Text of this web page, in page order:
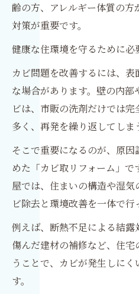
齢の方、アレルギー体質の
対策が重要です。
健康な住環境を守るために必
カビ問題を改善するには、
な場合があります。壁の内
ビは、市販の洗剤だけでは
多く、再発を繰り返してしま
そこで重要になるのが、原
めた「カビ取リフォーム」
屋では、住まいの構造や湿
ビ除去と環境改善を一体で行
例えば、断熱不足による結露
傷んだ建材の補修など、住
うことで、カビが発生しに
す。